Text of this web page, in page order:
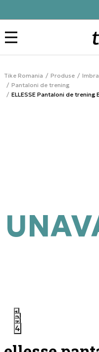
Tike Romania Produse
Pantaloni de trening
ELLESSE Pantaloni de trening
1
2
3
4